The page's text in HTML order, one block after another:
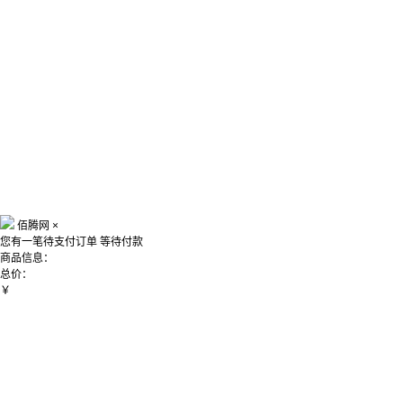
佰腾网 ×
您有一笔待支付订单 等待付款
商品信息：
总价：
￥